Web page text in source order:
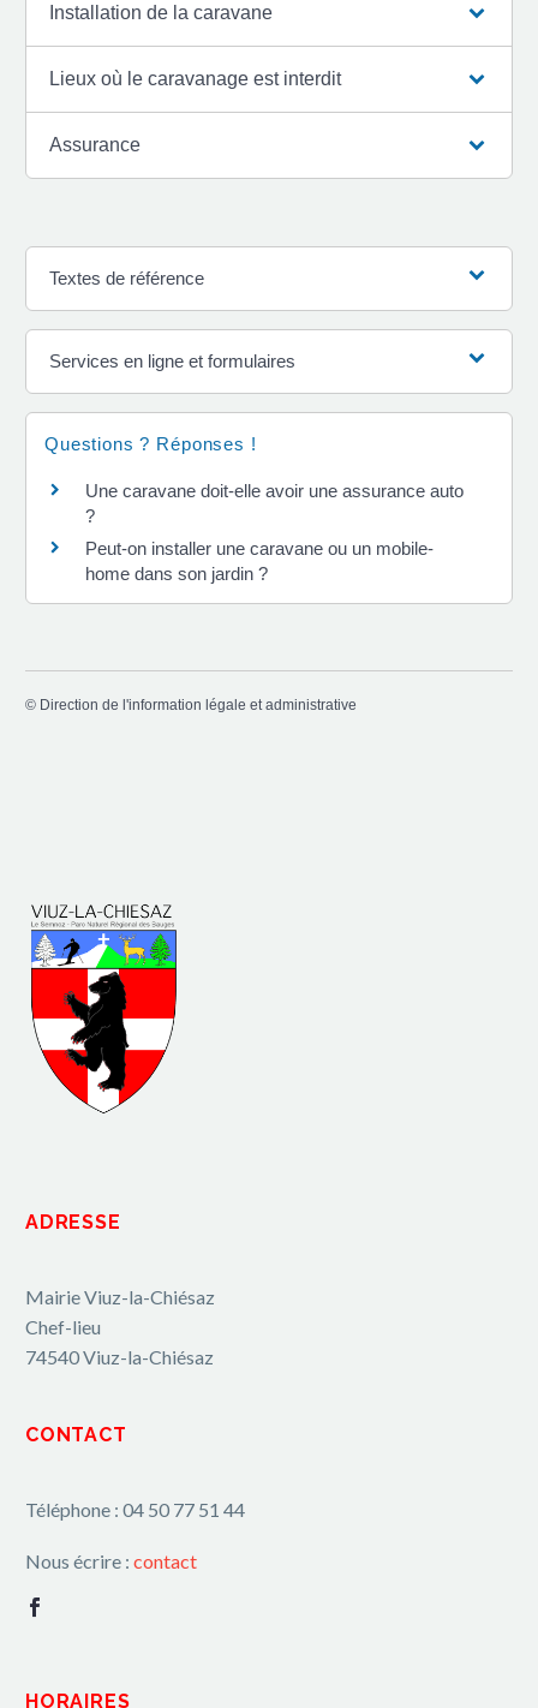
Installation de la caravane
Lieux où le caravanage est interdit
Assurance
Textes de référence
Services en ligne et formulaires
Questions ? Réponses !
Une caravane doit-elle avoir une assurance auto
?
Peut-on installer une caravane ou un mobile-
home dans son jardin ?
© Direction de l'information légale et administrative
ADRESSE
Mairie Viuz-la-Chiésaz
Chef-lieu
74540 Viuz-la-Chiésaz
CONTACT
Téléphone : 04 50 77 51 44
Nous écrire : contact
HORAIRES